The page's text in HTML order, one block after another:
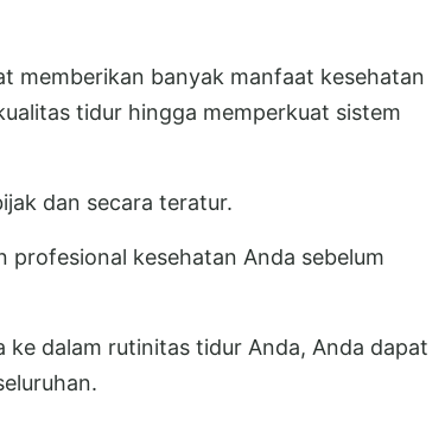
memberikan banyak manfaat kesehatan
tidur hingga memperkuat sistem
dan secara teratur.
profesional kesehatan Anda sebelum
ke dalam rutinitas tidur Anda, Anda dapat